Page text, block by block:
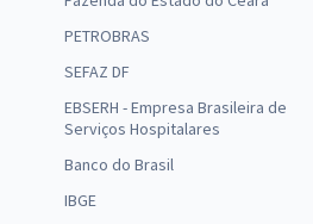
PETROBRAS
SEFAZ DF
EBSERH - Empresa Brasileira de
Serviços Hospitalares
Banco do Brasil
IBGE